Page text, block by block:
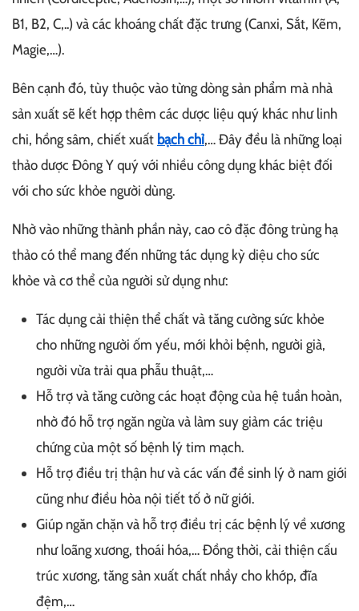
B1, B2, C,..) và các khoáng chất đặc trưng (Canxi, Sắt, Kẽm,
Magie,…).
Bên cạnh đó, tùy thuộc vào từng dòng sản phẩm mà nhà
sản xuất sẽ kết hợp thêm các dược liệu quý khác như linh
chi, hồng sâm, chiết xuất bạch chỉ,… Đây đều là những loại
thảo dược Đông Y quý với nhiều công dụng khác biệt đối
với cho sức khỏe người dùng.
Nhờ vào những thành phần này, cao cô đặc đông trùng hạ
thảo có thể mang đến những tác dụng kỳ diệu cho sức
khỏe và cơ thể của người sử dụng như:
Tác dụng cải thiện thể chất và tăng cường sức khỏe
cho những người ốm yếu, mới khỏi bệnh, người già,
người vừa trải qua phẫu thuật,…
Hỗ trợ và tăng cường các hoạt động của hệ tuần hoàn,
nhờ đó hỗ trợ ngăn ngừa và làm suy giảm các triệu
chứng của một số bệnh lý tim mạch.
Hỗ trợ điều trị thận hư và các vấn đề sinh lý ở nam giới
cũng như điều hòa nội tiết tố ở nữ giới.
Giúp ngăn chặn và hỗ trợ điều trị các bệnh lý về xương
như loãng xương, thoái hóa,… Đồng thời, cải thiện cấu
trúc xương, tăng sản xuất chất nhầy cho khớp, đĩa
đệm,…